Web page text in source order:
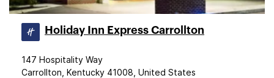
Holiday Inn Express Carrollton
147 Hospitality Way
Carrollton, Kentucky 41008, United States